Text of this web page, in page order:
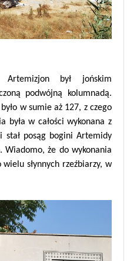
Artemizjon był jońskim
podwójną kolumnadą.
w sumie aż 127, z czego
była w całości wykonana z
stał posąg bogini Artemidy
Wiadomo, że do wykonania
słynnych rzeźbiarzy, w